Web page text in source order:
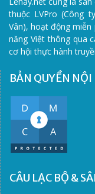
thuộc LVPro (Công
Vân), hoạt động
năng Việt thông qua
cơ hội thực hành
BẢN QUYỀN NỘI
CÂU LẠC BỘ &